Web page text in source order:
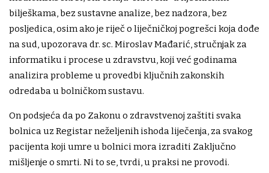
bilješkama, bez sustavne analize, bez nadzora, bez
posljedica, osim ako je riječ o liječničkoj pogrešci koja dođe
na sud, upozorava dr. sc. Miroslav Mađarić, stručnjak za
informatiku i procese u zdravstvu, koji već godinama
analizira probleme u provedbi ključnih zakonskih
odredaba u bolničkom sustavu.
On podsjeća da po Zakonu o zdravstvenoj zaštiti svaka
bolnica uz Registar neželjenih ishoda liječenja, za svakog
pacijenta koji umre u bolnici mora izraditi Zaključno
mišljenje o smrti. Ni to se, tvrdi, u praksi ne provodi.